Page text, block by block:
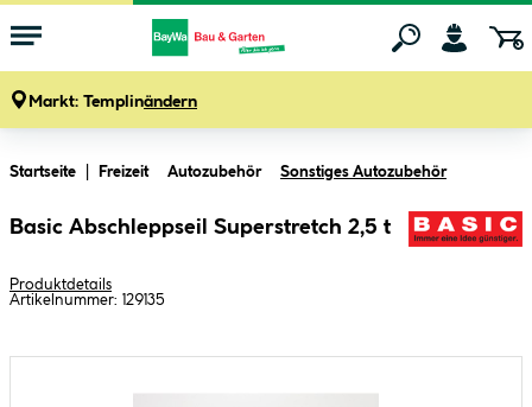
Markt: Templinändern
Startseite Freizeit Autozubehör Sonstiges Autozubehör
Basic Abschleppseil Superstretch 2,5 t
Produktdetails
Artikelnummer: 129135